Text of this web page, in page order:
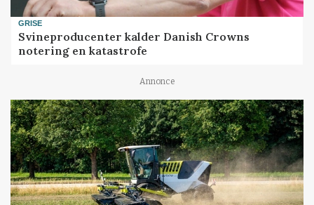
GRISE
Svineproducenter kalder Danish Crowns
notering en katastrofe
Annonce